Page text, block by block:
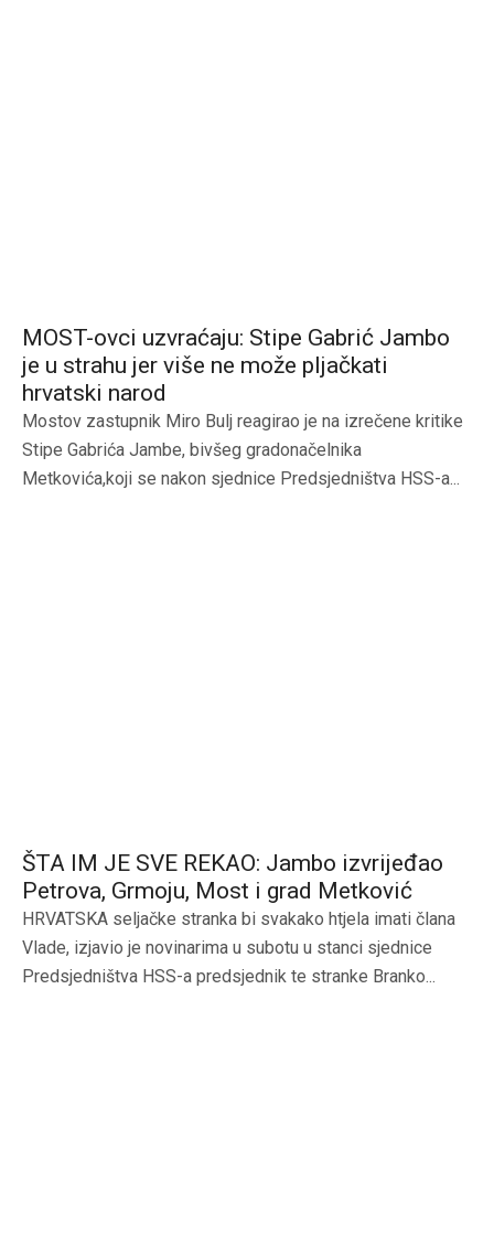
MOST-ovci uzvraćaju: Stipe Gabrić Jambo
je u strahu jer više ne može pljačkati
hrvatski narod
Mostov zastupnik Miro Bulj reagirao je na izrečene kritike
Stipe Gabrića Jambe, bivšeg gradonačelnika
Metkovića,koji se nakon sjednice Predsjedništva HSS-a...
ŠTA IM JE SVE REKAO: Jambo izvrijeđao
Petrova, Grmoju, Most i grad Metković
HRVATSKA seljačke stranka bi svakako htjela imati člana
Vlade, izjavio je novinarima u subotu u stanci sjednice
Predsjedništva HSS-a predsjednik te stranke Branko...